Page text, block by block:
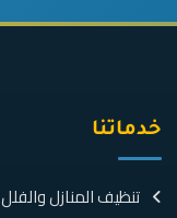
خدماتنا
تنظيف المنازل والفلل